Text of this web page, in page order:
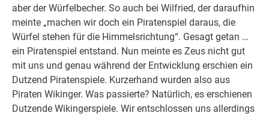
aber der Würfelbecher. So auch bei Wilfried, der daraufhin
meinte „machen wir doch ein Piratenspiel daraus, die
Würfel stehen für die Himmelsrichtung“. Gesagt getan …
ein Piratenspiel entstand. Nun meinte es Zeus nicht gut
mit uns und genau während der Entwicklung erschien ein
Dutzend Piratenspiele. Kurzerhand wurden also aus
Piraten Wikinger. Was passierte? Natürlich, es erschienen
Dutzende Wikingerspiele. Wir entschlossen uns allerdings